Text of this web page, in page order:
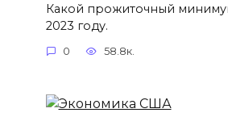
Какой прожиточный
2023 году.
0 58.8к.